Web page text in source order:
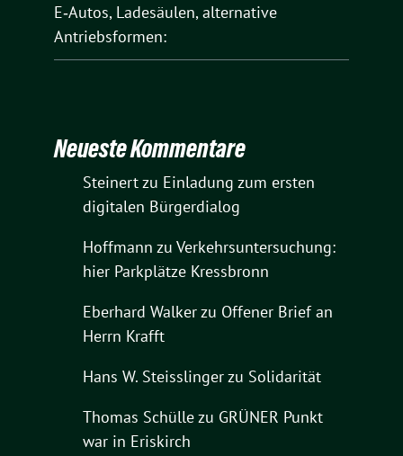
E‑Autos, Ladesäulen, alternative
Antriebsformen:
Neueste Kommentare
Steinertzu Einladung zum ersten
digitalen Bürgerdialog
Hoffmann zu Verkehrsuntersuchung:
hier Parkplätze Kressbronn
Eberhard Walkerzu Offener Brief an
Herrn Krafft
Hans W. Steisslingerzu Solidarität
Thomas Schüllezu GRÜNER Punkt
war in Eriskirch